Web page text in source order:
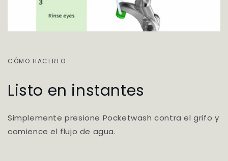
CÓMO HACERLO
Listo en instantes
Simplemente presione Pocketwash contra el grifo y
comience el flujo de agua.